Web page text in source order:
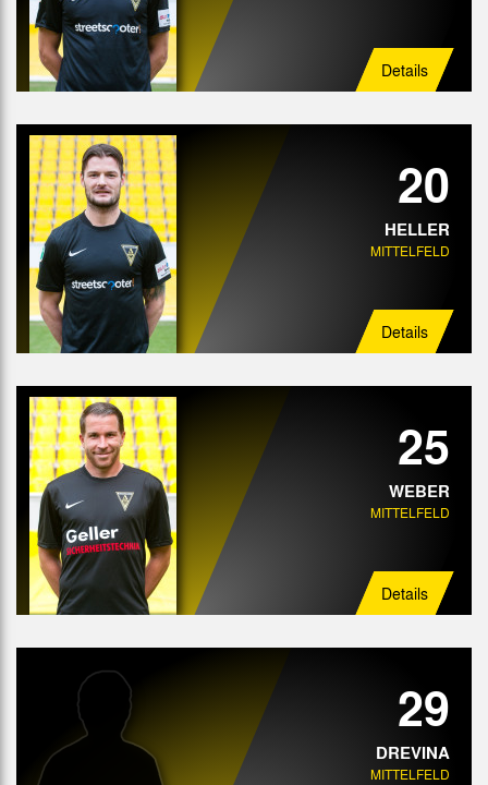
Details
20
HELLER
MITTELFELD
Details
25
WEBER
MITTELFELD
Details
29
DREVINA
MITTELFELD